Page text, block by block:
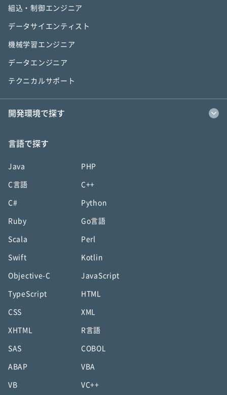
組込・制御エンジニア
データサイエンティスト
機械学習エンジニア
データエンジニア
テクニカルサポート
開発環境で探す
言語で探す
Java PHP
C言語 C++
C# Python
Ruby Go言語
Scala Perl
Swift Kotlin
Objective-C JavaScript
TypeScript HTML
CSS XML
XHTML R言語
SAS COBOL
ABAP VBA
VB VC++